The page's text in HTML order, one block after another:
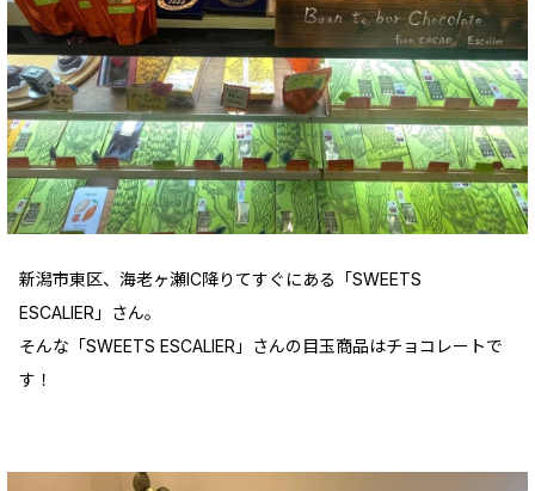
新潟市東区、海老ヶ瀬IC降りてすぐにある「SWEETS
ESCALIER」さん。
そんな「SWEETS ESCALIER」さんの目玉商品はチョコレートで
す！